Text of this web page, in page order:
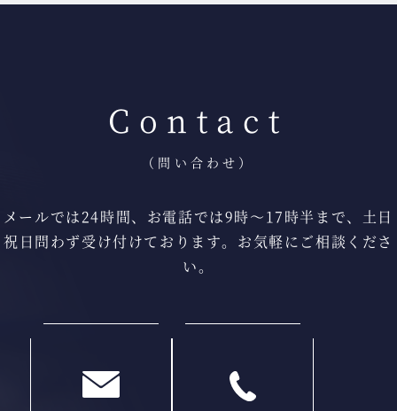
Contact
（問い合わせ）
メールでは24時間、お電話では9時〜17時半まで、 土日
祝日問わず受け付けております。 お気軽にご相談くださ
い。